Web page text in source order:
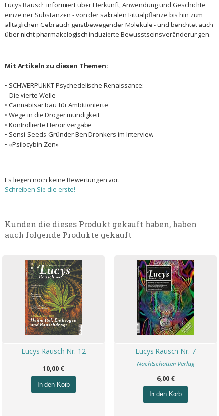
Lucys Rausch informiert über Herkunft, Anwendung und Geschichte
einzelner Substanzen - von der sakralen Ritualpflanze bis hin zum
alltäglichen Gebrauch geistbewegender Moleküle - und berichtet auch
über nicht pharmakologisch induzierte Bewusstseinsveränderungen.
Mit Artikeln zu diesen Themen:
• SCHWERPUNKT Psychedelische Renaissance:
Die vierte Welle
• Cannabisanbau für Ambitionierte
• Wege in die Drogenmündigkeit
• Kontrollierte Heroinvergabe
• Sensi-Seeds-Gründer Ben Dronkers im Interview
• «Psilocybin-Zen»
Es liegen noch keine Bewertungen vor.
Schreiben Sie die erste!
Kunden die dieses Produkt gekauft haben, haben
auch folgende Produkte gekauft
Lucys Rausch Nr. 12
10,00 €
In den Korb
Lucys Rausch Nr. 7
Nachtschatten Verlag
6,00 €
In den Korb